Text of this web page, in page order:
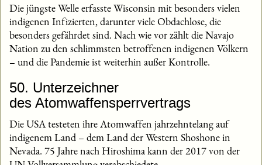
Die jüngste Welle erfasste Wisconsin mit besonders vielen
indigenen Infizierten, darunter viele Obdachlose, die
besonders gefährdet sind. Nach wie vor zählt die Navajo
Nation zu den schlimmsten betroffenen indigenen Völkern
– und die Pandemie ist weiterhin außer Kontrolle.
50. Unterzeichner
des Atomwaffensperrvertrags
Die USA testeten ihre Atomwaffen jahrzehntelang auf
indigenem Land – dem Land der Western Shoshone in
Nevada. 75 Jahre nach Hiroshima kann der 2017 von der